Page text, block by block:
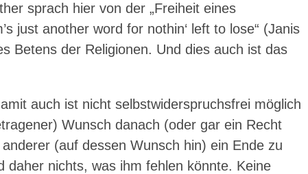
sprach hier von der „Freiheit eines
just another word for nothin‘ left to lose“ (Janis
Betens der Religionen. Und dies auch ist das
auch ist nicht selbstwiderspruchsfrei möglich
Wunsch danach (oder gar ein Recht
(auf dessen Wunsch hin) ein Ende zu
nichts, was ihm fehlen könnte. Keine